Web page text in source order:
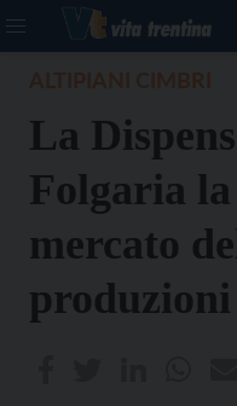
La
Folgaria
mercato